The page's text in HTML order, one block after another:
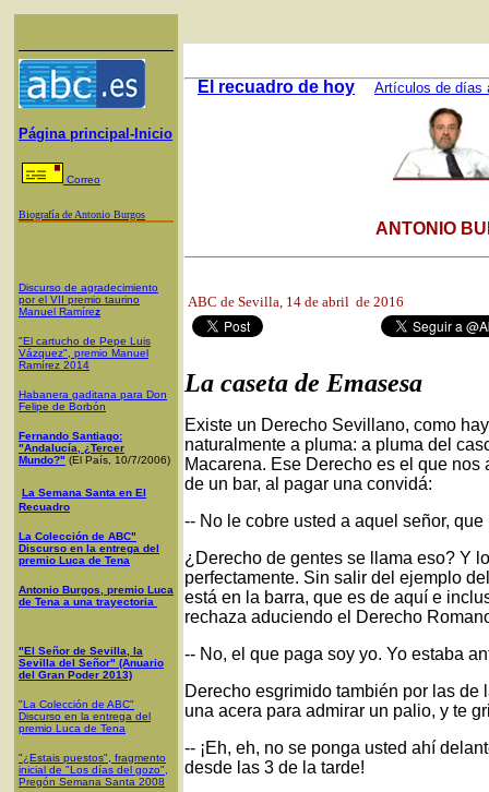
Página principal-Inicio
Correo
Biografía de Antonio Burgos
Discurso de agradecimiento
por el VII premio taurino
Manuel Ramírez
"El cartucho de Pepe Luis
Vázquez", premio Manuel
Ramírez 2014
Habanera gaditana para Don
Felipe de Borbón
Fernando Santiago:
"Andalucía, ¿Tercer
Mundo?" (El País, 10/7/2006)
La Semana Santa en El
Recuadro
La Colección de ABC"
Discurso en la entrega del
premio Luca de Tena
Antonio Burgos, premio Luca
de Tena a una trayectoria
"El Señor de Sevilla, la
Sevilla del Señor" (Anuario
del Gran Poder 2013)
"La Colección de ABC"
Discurso en la entrega del
premio Luca de Tena
"¿Estais puestos", fragmento
inicial de "Los días del gozo",
Pregón Semana Santa 2008
El recuadro de hoy Artículos de días
ANTONIO
ABC de Sevilla, 14 de abril de 2016
La caseta de Emasesa
Existe un Derecho Sevillano, como
naturalmente a pluma: a pluma del
Macarena. Ese Derecho es el que
de un bar, al pagar una convidá:
-- No le cobre usted a aquel señor,
¿Derecho de gentes se llama eso? Y
perfectamente. Sin salir del ejemplo
está en la barra, que es de aquí e
rechaza aduciendo el Derecho
-- No, el que paga soy yo. Yo estaba
Derecho esgrimido también por las
una acera para admirar un palio, y te
-- ¡Eh, eh, no se ponga usted ahí
desde las 3 de la tarde!